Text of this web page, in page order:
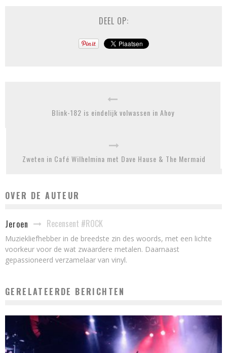
DEEL OP:
Blink-182 is eindelijk volwassen in Ahoy
Zweten in Café Wilhelmina met Dave Hause & The Mermaid
OVER DE AUTEUR
Jeroen Recensent #ROCK
Muziekliefhebber in de breedste zin des woords, met een lichte
voorkeur voor de wat zwaardere metalen. Daarnaast
gepassioneerd verzamelaar van vinyl.
GERELATEERDE BERICHTEN